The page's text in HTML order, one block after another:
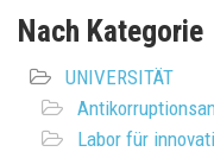
Nach Kategorie
UNIVERSITÄT
Labor für